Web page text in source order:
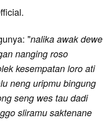
"nalika awak dewe
nanging roso
kesempatan loro ati
neng uripmu bingung
seng wes tau dadi
sliramu saktenane